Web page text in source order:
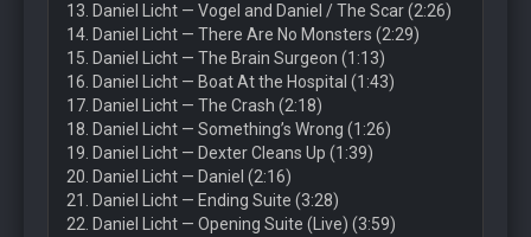
13. Daniel Licht — Vogel and Daniel / The Scar (2:26)
14. Daniel Licht — There Are No Monsters (2:29)
15. Daniel Licht — The Brain Surgeon (1:13)
16. Daniel Licht — Boat At the Hospital (1:43)
17. Daniel Licht — The Crash (2:18)
18. Daniel Licht — Something’s Wrong (1:26)
19. Daniel Licht — Dexter Cleans Up (1:39)
20. Daniel Licht — Daniel (2:16)
21. Daniel Licht — Ending Suite (3:28)
22. Daniel Licht — Opening Suite (Live) (3:59)